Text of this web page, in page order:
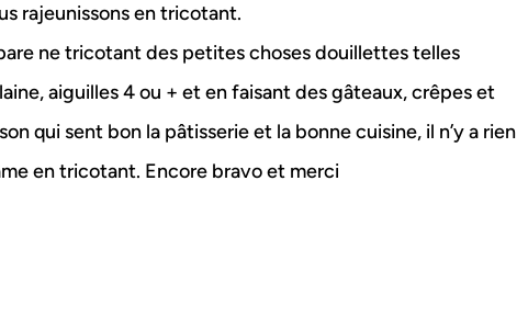
rajeunissons en tricotant.
ne tricotant des petites choses douillettes telles
aiguilles 4 ou + et en faisant des gâteaux, crêpes et
qui sent bon la pâtisserie et la bonne cuisine, il n’y a rien
en tricotant. Encore bravo et merci